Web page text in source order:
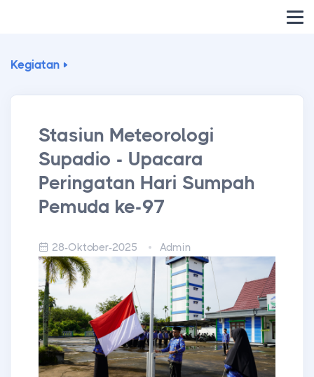
Kegiatan
Stasiun Meteorologi
Supadio - Upacara
Peringatan Hari Sumpah
Pemuda ke-97
28-Oktober-2025 Admin